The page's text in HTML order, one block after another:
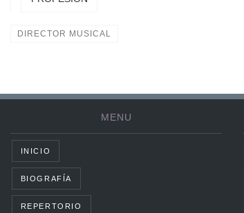
DIRECTOR MUSICAL
MENU
INICIO
BIOGRAFÍA
REPERTORIO